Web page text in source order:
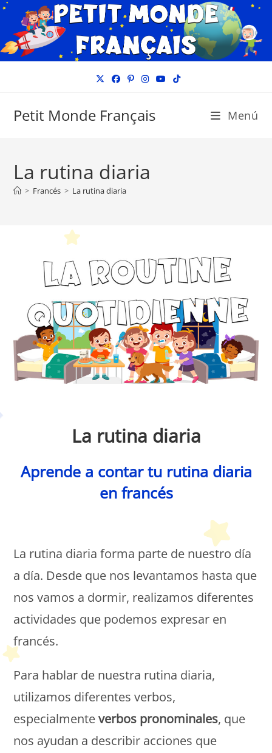
Petit Monde Français Menú
La rutina diaria
> Francés > La rutina diaria
La rutina diaria
Aprende a contar tu rutina diaria
en francés
La rutina diaria forma parte de nuestro día
a día. Desde que nos levantamos hasta que
nos vamos a dormir, realizamos diferentes
actividades que podemos expresar en
francés.
Para hablar de nuestra rutina diaria,
utilizamos diferentes verbos,
especialmenteverbos pronominales, que
nos ayudan a describir acciones que